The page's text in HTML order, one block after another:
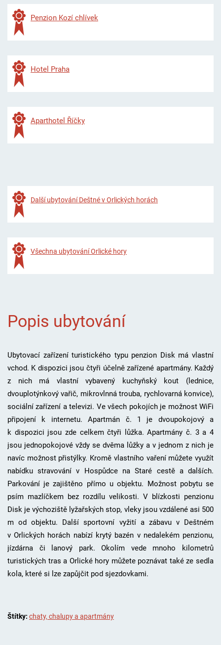
Penzion Kozí chlívek
Hotel Praha
Aparthotel Říčky
Další ubytování Deštné v Orlických horách
Všechna ubytování Orlické hory
Popis ubytování
Ubytovací zařízení turistického typu penzion Disk má vlastní
vchod. K dispozici jsou čtyři účelně zařízené apartmány. Každý
z nich má vlastní vybavený kuchyňský kout (lednice,
dvouplotýnkový vařič, mikrovlnná trouba, rychlovarná konvice),
sociální zařízení a televizi. Ve všech pokojích je možnost WiFi
připojení k internetu. Apartmán č. 1 je dvoupokojový a
k dispozici jsou zde celkem čtyři lůžka. Apartmány č. 3 a 4
jsou jednopokojové vždy se dvěma lůžky a v jednom z nich je
navíc možnost přistýlky. Kromě vlastního vaření můžete využít
nabídku stravování v Hospůdce na Staré cestě a dalších.
Parkování je zajištěno přímo u objektu. Možnost pobytu se
psím mazlíčkem bez rozdílu velikosti. V blízkosti penzionu
Disk je výchoziště lyžařských stop, vleky jsou vzdálené asi 500
m od objektu. Další sportovní vyžití a zábavu v Deštném
v Orlických horách nabízí krytý bazén v nedalekém penzionu,
jízdárna či lanový park. Okolím vede mnoho kilometrů
turistických tras a Orlické hory můžete poznávat také ze sedla
kola, které si lze zapůjčit pod sjezdovkami.
Štítky: chaty, chalupy a apartmány